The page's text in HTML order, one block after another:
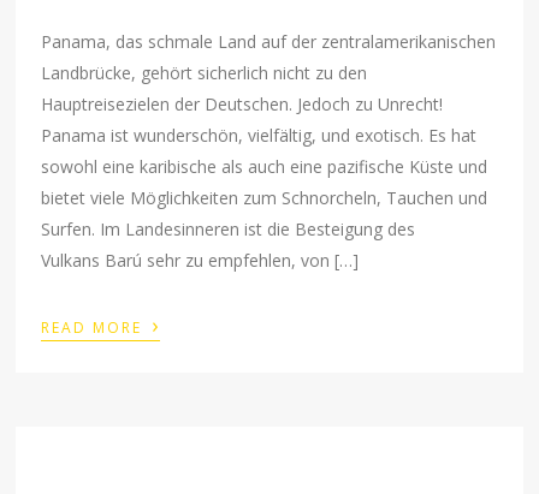
Panama, das schmale Land auf der zentralamerikanischen
Landbrücke, gehört sicherlich nicht zu den
Hauptreisezielen der Deutschen. Jedoch zu Unrecht!
Panama ist wunderschön, vielfältig, und exotisch. Es hat
sowohl eine karibische als auch eine pazifische Küste und
bietet viele Möglichkeiten zum Schnorcheln, Tauchen und
Surfen. Im Landesinneren ist die Besteigung des
Vulkans Barú sehr zu empfehlen, von […]
READ MORE ›